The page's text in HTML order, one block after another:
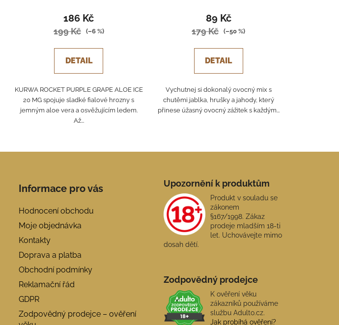
186 Kč
199 Kč (–6 %)
DETAIL
KURWA ROCKET PURPLE GRAPE ALOE ICE
20 MG spojuje sladké fialové hrozny s
jemným aloe vera a osvěžujícím ledem.
Až...
89 Kč
179 Kč (–50 %)
DETAIL
Vychutnej si dokonalý ovocný mix s
chutěmi jablka, hrušky a jahody, který
přinese úžasný ovocný zážitek s každým...
Informace pro vás
Hodnocení obchodu
Moje objednávka
Kontakty
Doprava a platba
Obchodní podmínky
Reklamační řád
GDPR
Zodpovědný prodejce – ověření
Upozornění k produktům
Produkt v souladu se
zákonem
§167/1998. Zákaz
prodeje mladším 18-ti
let. Uchovávejte mimo
dosah dětí.
Zodpovědný prodejce
K ověření věku
zákazníků používáme
službu Adulto.cz.
Jak probíhá ověření?